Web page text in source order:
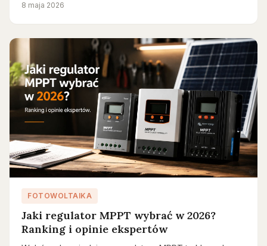
8 maja 2026
FOTOWOLTAIKA
Jaki regulator MPPT wybrać w 2026?
Ranking i opinie ekspertów